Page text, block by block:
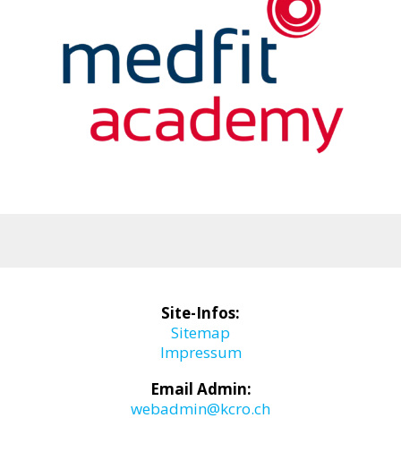
Site-Infos:
Sitemap
Impressum
Email Admin:
webadmin@kcro.ch